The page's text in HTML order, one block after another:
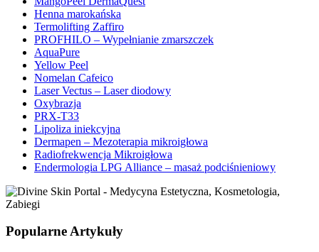
Henna marokańska
Termolifting Zaffiro
PROFHILO – Wypełnianie zmarszczek
AquaPure
Yellow Peel
Nomelan Cafeico
Laser Vectus – Laser diodowy
Oxybrazja
PRX-T33
Lipoliza iniekcyjna
Dermapen – Mezoterapia mikroigłowa
Radiofrekwencja Mikroigłowa
Endermologia LPG Alliance – masaż podciśnieniowy
Popularne Artykuły